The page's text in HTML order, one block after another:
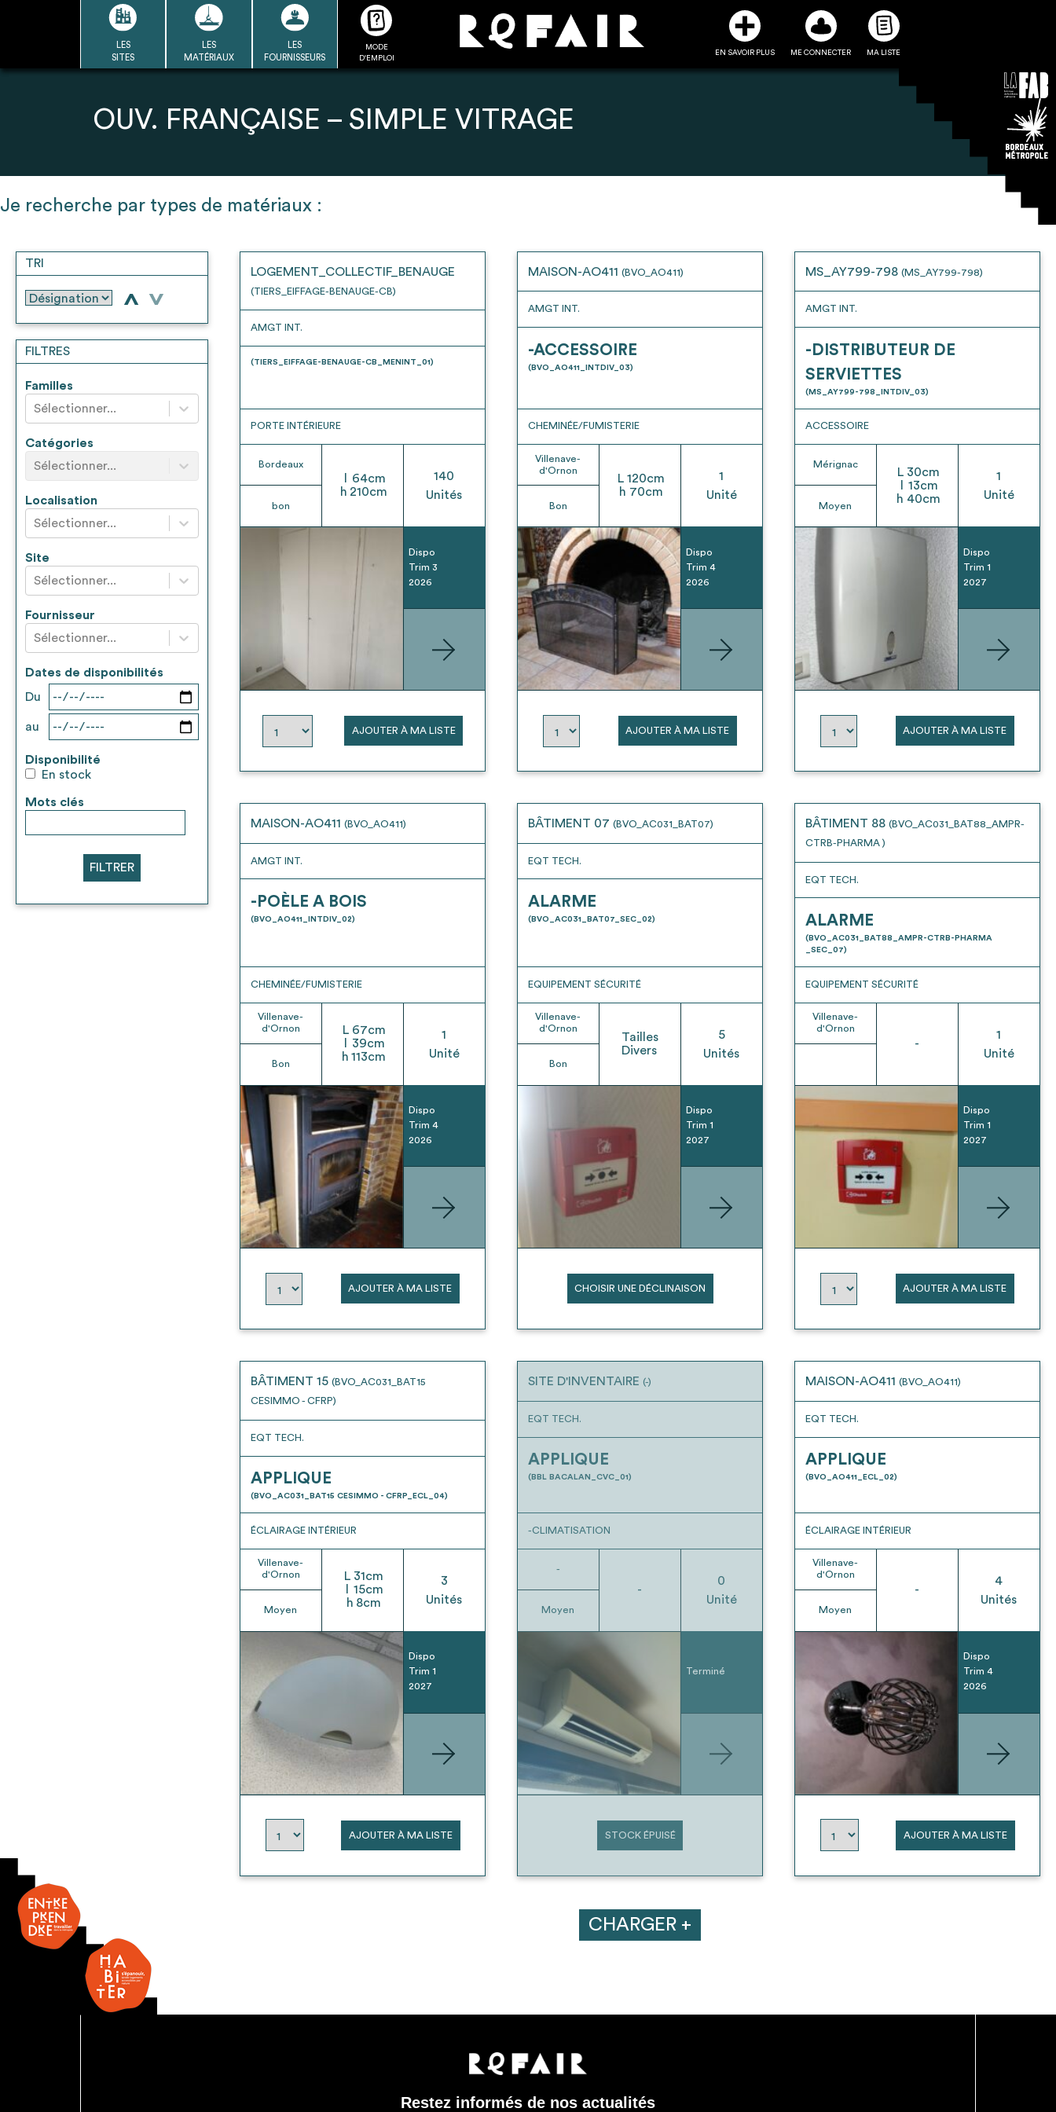
LES
SITES
LES
MATÉRIAUX
LES
FOURNISSEURS
MODE
D'EMPLOI
EN SAVOIR PLUS ME CONNECTER MA LISTE
LA DÉMARCHE
LA BASE
DU RÉEMPLOI
Ressources de chaque
Transmettre sa liste de
les matériaux sélectionnés
un outil d’aide à la conception
modalités et stratégies de
* Attention, l’ajout des matériaux à sa liste et son envoi ne vaut aucunement réservation.
OUV. FRANÇAISE – SIMPLE VITRAGE
Je recherche par types de matériaux :
TRI
> >
FILTRES
Familles
Sélectionner...
Catégories
Sélectionner...
Localisation
Sélectionner...
Site
Sélectionner...
Fournisseur
Sélectionner...
Dates de disponibilités
Du
au
Disponibilité
En stock
Mots clés
FILTRER
LOGEMENT_COLLECTIF_BENAUGE
(TIERS_EIFFAGE-BENAUGE-CB)
AMGT INT.
(TIERS_EIFFAGE-BENAUGE-CB_MENINT_01)
PORTE INTÉRIEURE
Bordeaux
bon
64cm
h 210cm
140
Unités
Dispo
Trim 3
2026
AJOUTER À MA LISTE
MAISON-AO411 (BVO_AO411)
AMGT INT.
-ACCESSOIRE
(BVO_AO411_INTDIV_03)
CHEMINÉE/FUMISTERIE
Villenave-
d'Ornon
Bon
L 120cm
h 70cm
1
Unité
Dispo
Trim 4
2026
AJOUTER À MA LISTE
MS_AY799-798 (MS_AY799-798)
AMGT INT.
-DISTRIBUTEUR DE
SERVIETTES
(MS_AY799-798_INTDIV_03)
ACCESSOIRE
Mérignac
Moyen
L 30cm
13cm
h 40cm
1
Unité
Dispo
Trim 1
2027
AJOUTER À MA LISTE
MAISON-AO411 (BVO_AO411)
AMGT INT.
-POÈLE A BOIS
(BVO_AO411_INTDIV_02)
CHEMINÉE/FUMISTERIE
Villenave-
d'Ornon
Bon
L 67cm
39cm
h 113cm
1
Unité
Dispo
Trim 4
2026
AJOUTER À MA LISTE
BÂTIMENT 07 (BVO_AC031_BAT07)
EQT TECH.
ALARME
(BVO_AC031_BAT07_SEC_02)
EQUIPEMENT SÉCURITÉ
Villenave-
d'Ornon
Bon
Tailles
Divers
5
Unités
Dispo
Trim 1
2027
CHOISIR UNE DÉCLINAISON
BÂTIMENT 88 (BVO_AC031_BAT88_AMPR-
CTRB-PHARMA )
EQT TECH.
ALARME
(BVO_AC031_BAT88_AMPR-CTRB-PHARMA
_SEC_07)
EQUIPEMENT SÉCURITÉ
Villenave-
d'Ornon
-
1
Unité
Dispo
Trim 1
2027
AJOUTER À MA LISTE
BÂTIMENT 15 (BVO_AC031_BAT15
CESIMMO - CFRP)
EQT TECH.
APPLIQUE
(BVO_AC031_BAT15 CESIMMO - CFRP_ECL_04)
ÉCLAIRAGE INTÉRIEUR
Villenave-
d'Ornon
Moyen
L 31cm
15cm
h 8cm
3
Unités
Dispo
Trim 1
2027
AJOUTER À MA LISTE
SITE D'INVENTAIRE (-)
EQT TECH.
APPLIQUE
(BBL BACALAN_CVC_01)
-CLIMATISATION
-
Moyen
-
0
Unité
Terminé
STOCK ÉPUISÉ
MAISON-AO411 (BVO_AO411)
EQT TECH.
APPLIQUE
(BVO_AO411_ECL_02)
ÉCLAIRAGE INTÉRIEUR
Villenave-
d'Ornon
Moyen
-
4
Unités
Dispo
Trim 4
2026
AJOUTER À MA LISTE
CHARGER +
Restez informés de nos actualités